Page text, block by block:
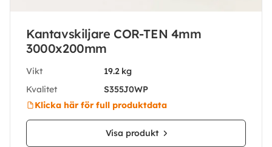
Kantavskiljare COR-TEN 4mm
3000x200mm
Vikt
19.2 kg
Kvalitet
S355J0WP
Klicka här för full produktdata
Visa produkt